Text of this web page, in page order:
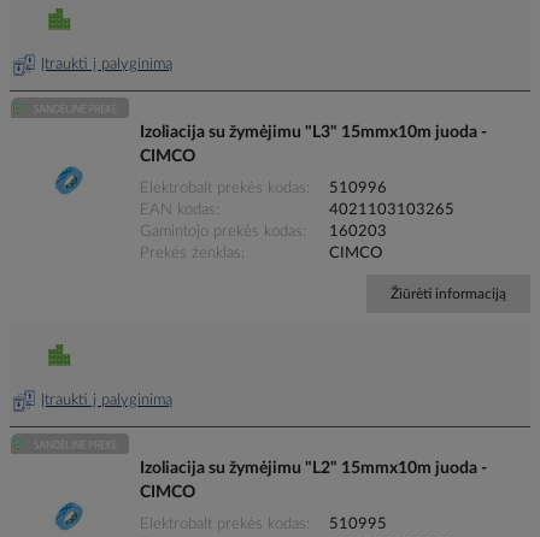
Įtraukti į palyginimą
Izoliacija su žymėjimu "L3" 15mmx10m juoda -
CIMCO
Elektrobalt prekės kodas
510996
EAN kodas
4021103103265
Gamintojo prekės kodas
160203
Prekės ženklas
CIMCO
Žiūrėti informaciją
Įtraukti į palyginimą
Izoliacija su žymėjimu "L2" 15mmx10m juoda -
CIMCO
Elektrobalt prekės kodas
510995